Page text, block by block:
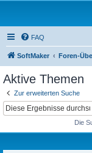
FAQ
SoftMaker Foren-
Aktive Themen
Zur erweiterten Suche
Die